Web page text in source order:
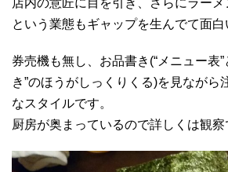
という業態もギャップを生んでて面白
券売機も無し、お品書き(“メニュー表
き”のほうがしっくりくる)を見ながら
なスタイルです。
厨房が奥まっているので詳しくは観察